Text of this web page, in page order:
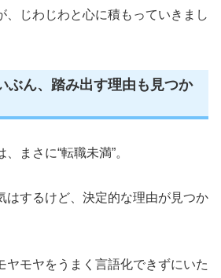
じわじわと心に積もっていきまし
ぶん、踏み出す理由も見つか
まさに“転職未満”。
はするけど、決定的な理由が見つか
モヤをうまく言語化できずにいた